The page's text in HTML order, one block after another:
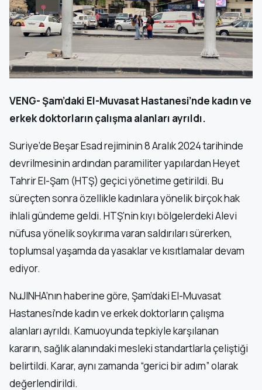
VENG- Şam’daki El-Muvasat Hastanesi’nde kadın ve
erkek doktorların çalışma alanları ayrıldı.
Suriye’de Beşar Esad rejiminin 8 Aralık 2024 tarihinde
devrilmesinin ardından paramiliter yapılardan Heyet
Tahrir El-Şam (HTŞ) geçici yönetime getirildi. Bu
süreçten sonra özellikle kadınlara yönelik birçok hak
ihlali gündeme geldi. HTŞ’nin kıyı bölgelerdeki Alevi
nüfusa yönelik soykırıma varan saldırıları sürerken,
toplumsal yaşamda da yasaklar ve kısıtlamalar devam
ediyor.
NuJINHA’nın haberine göre, Şam’daki El-Muvasat
Hastanesi’nde kadın ve erkek doktorların çalışma
alanları ayrıldı. Kamuoyunda tepkiyle karşılanan
kararın, sağlık alanındaki mesleki standartlarla çeliştiği
belirtildi. Karar, aynı zamanda “gerici bir adım” olarak
değerlendirildi.